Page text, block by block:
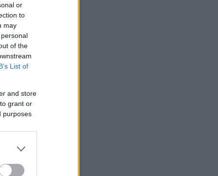
or
to
may
of the
List of
and store
grant or
purposes